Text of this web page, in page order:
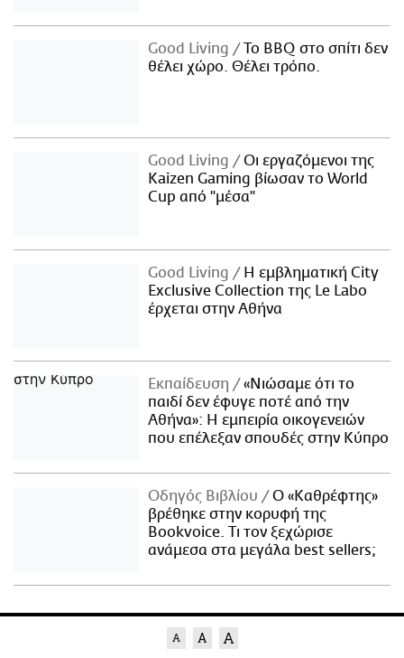
Good Living
Το BBQ στο σπίτι δεν
θέλει χώρο. Θέλει τρόπο.
Good Living
Οι εργαζόμενοι της
Kaizen Gaming βίωσαν το World
Cup από "μέσα"
Good Living
Η εμβληματική City
Exclusive Collection της Le Labo
έρχεται στην Αθήνα
Εκπαίδευση
«Νιώσαμε ότι το
παιδί δεν έφυγε ποτέ από την
Αθήνα»: Η εμπειρία οικογενειών
που επέλεξαν σπουδές στην Κύπρο
Οδηγός Βιβλίου
Ο «Καθρέφτης»
βρέθηκε στην κορυφή της
Bookvoice. Τι τον ξεχώρισε
ανάμεσα στα μεγάλα best sellers;